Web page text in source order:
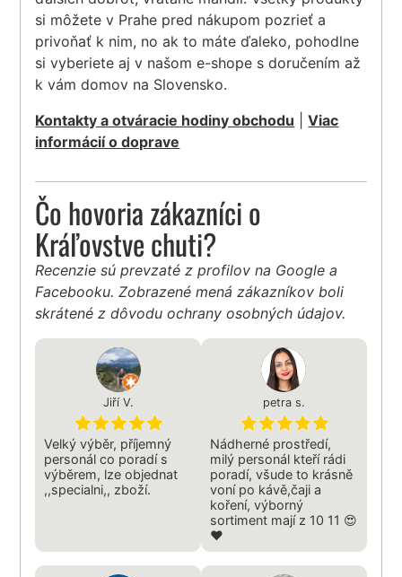
si môžete v Prahe pred nákupom pozrieť a
privoňať k nim, no ak to máte ďaleko, pohodlne
si vyberiete aj v našom e-shope s doručením až
k vám domov na Slovensko.
Kontakty a otváracie hodiny obchodu |Viac
informácií o doprave
Čo hovoria zákazníci o
Kráľovstve chuti?
Recenzie sú prevzaté z profilov na Google a
Facebooku. Zobrazené mená zákazníkov boli
skrátené z dôvodu ochrany osobných údajov.
Jiří V.
Velký výběr, příjemný
personál co poradí s
výběrem, lze objednat
,,specialni,, zboží.
petra s.
Nádherné prostředí,
milý personál kteří rádi
poradí, všude to krásně
voní po kávě,čaji a
koření, výborný
sortiment mají z 10 11 😍
❤️